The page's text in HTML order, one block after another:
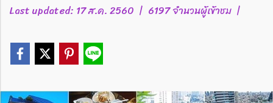
Last updated: 17 ส.ค. 2560 | 6197 จำนวนผู้เข้าชม |